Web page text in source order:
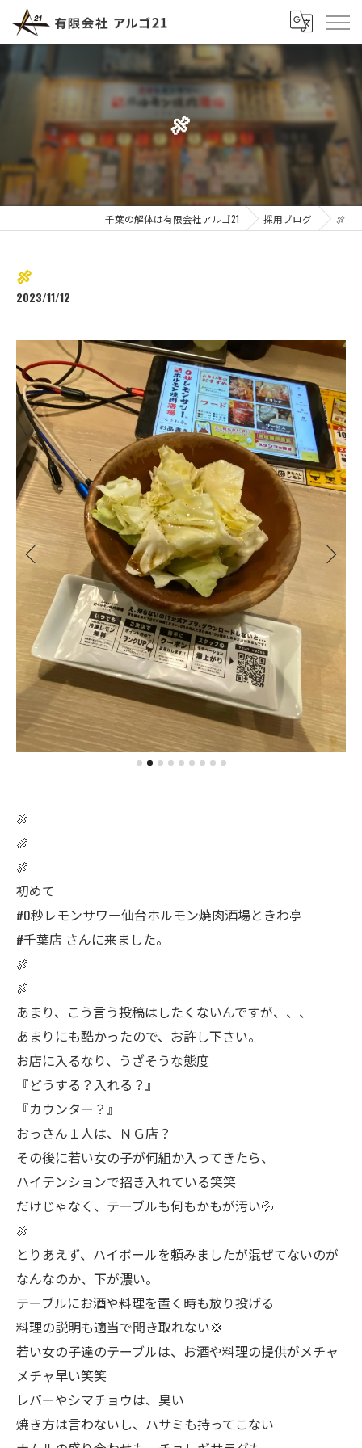
🍖
千葉の解体は有限会社アルゴ21 採用ブログ 🍖
🍖
2023/11/12
🍖
🍖
🍖
初めて
#0秒レモンサワー仙台ホルモン焼肉酒場ときわ亭
#千葉店 さんに来ました。
🍖
🍖
あまり、こう言う投稿はしたくないんですが、、、
あまりにも酷かったので、お許し下さい。
お店に入るなり、うざそうな態度
『どうする？入れる？』
『カウンター？』
おっさん１人は、ＮＧ店？
その後に若い女の子が何組か入ってきたら、
ハイテンションで招き入れている笑笑
だけじゃなく、テーブルも何もかもが汚い💦
🍖
とりあえず、ハイボールを頼みましたが混ぜてないのが
なんなのか、下が濃い。
テーブルにお酒や料理を置く時も放り投げる
料理の説明も適当で聞き取れない💢
若い女の子達のテーブルは、お酒や料理の提供がメチャ
メチャ早い笑笑
レバーやシマチョウは、臭い
焼き方は言わないし、ハサミも持ってこない